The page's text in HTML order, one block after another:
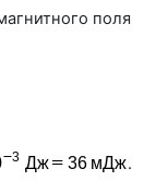
поля
.